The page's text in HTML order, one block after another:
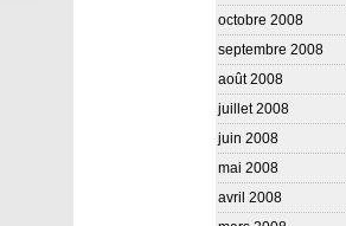
octobre 2008
septembre 2008
août 2008
juillet 2008
juin 2008
mai 2008
avril 2008